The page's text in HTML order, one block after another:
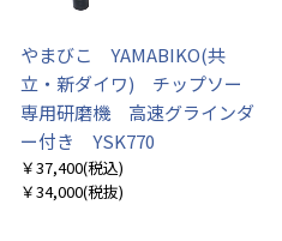
やまびこ YAMABIKO(共
立・新ダイワ) チップソー
専用研磨機 高速グラインダ
ー付き YSK770
￥37,400(税込)
￥34,000(税抜)